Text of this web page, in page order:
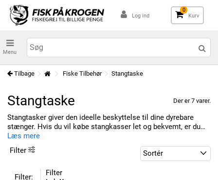
Log ind
0
Kurv
Menu
Tilbage Fiske Tilbehør Stangtaske
Stangtaske Der er 7 varer.
Stangtasker giver den ideelle beskyttelse til dine dyrebare
stænger. Hvis du vil købe stangkasser let og bekvemt, er du
kommet til det rigtige sted.
stangkasser, værktøjskasser og agnkasser fra kendte
producenter.
System- og smådele poser, tilbehørskasser - små
dele kasser, rygsække og rigsække, tasker til fiskepapir,
transport og beskyttelsesposer
Læs mere
Filter
Filter:
Filter